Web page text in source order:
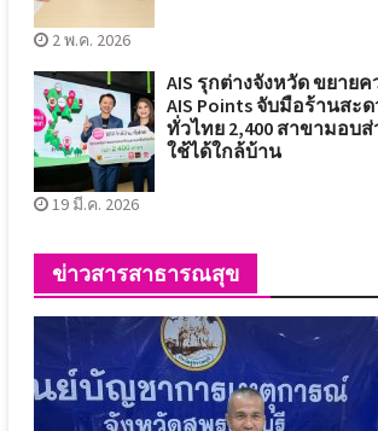
2 พ.ค. 2026
AIS รุกต่างจังหวัด ขยาย
AIS Points จับมือร้านสะ
ทั่วไทย 2,400 สาขามอบ
ใช้ได้ใกล้บ้าน
19 มี.ค. 2026
ข่าวสารสาธารณสุข